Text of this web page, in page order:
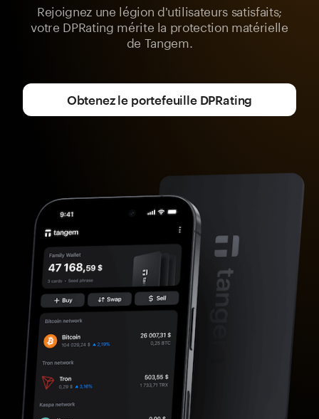
Rejoignez une légion d'utilisateurs satisfaits;
votre DPRating mérite la protection matérielle
de Tangem.
Obtenez le portefeuille DPRating